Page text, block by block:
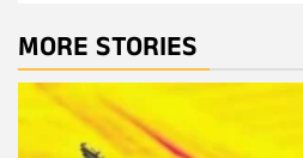
MORE STORIES